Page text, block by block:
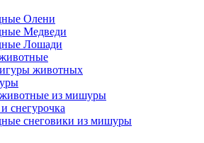
Олени
Медведи
Лошади
животных
из мишуры
снегурочка
снеговики из мишуры